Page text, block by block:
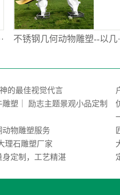
不锈钢几何动物雕塑--以几
的最佳视觉代言
塑｜ 励志主题景观小品定制
物雕塑服务
理石雕塑厂家
定制，工艺精湛